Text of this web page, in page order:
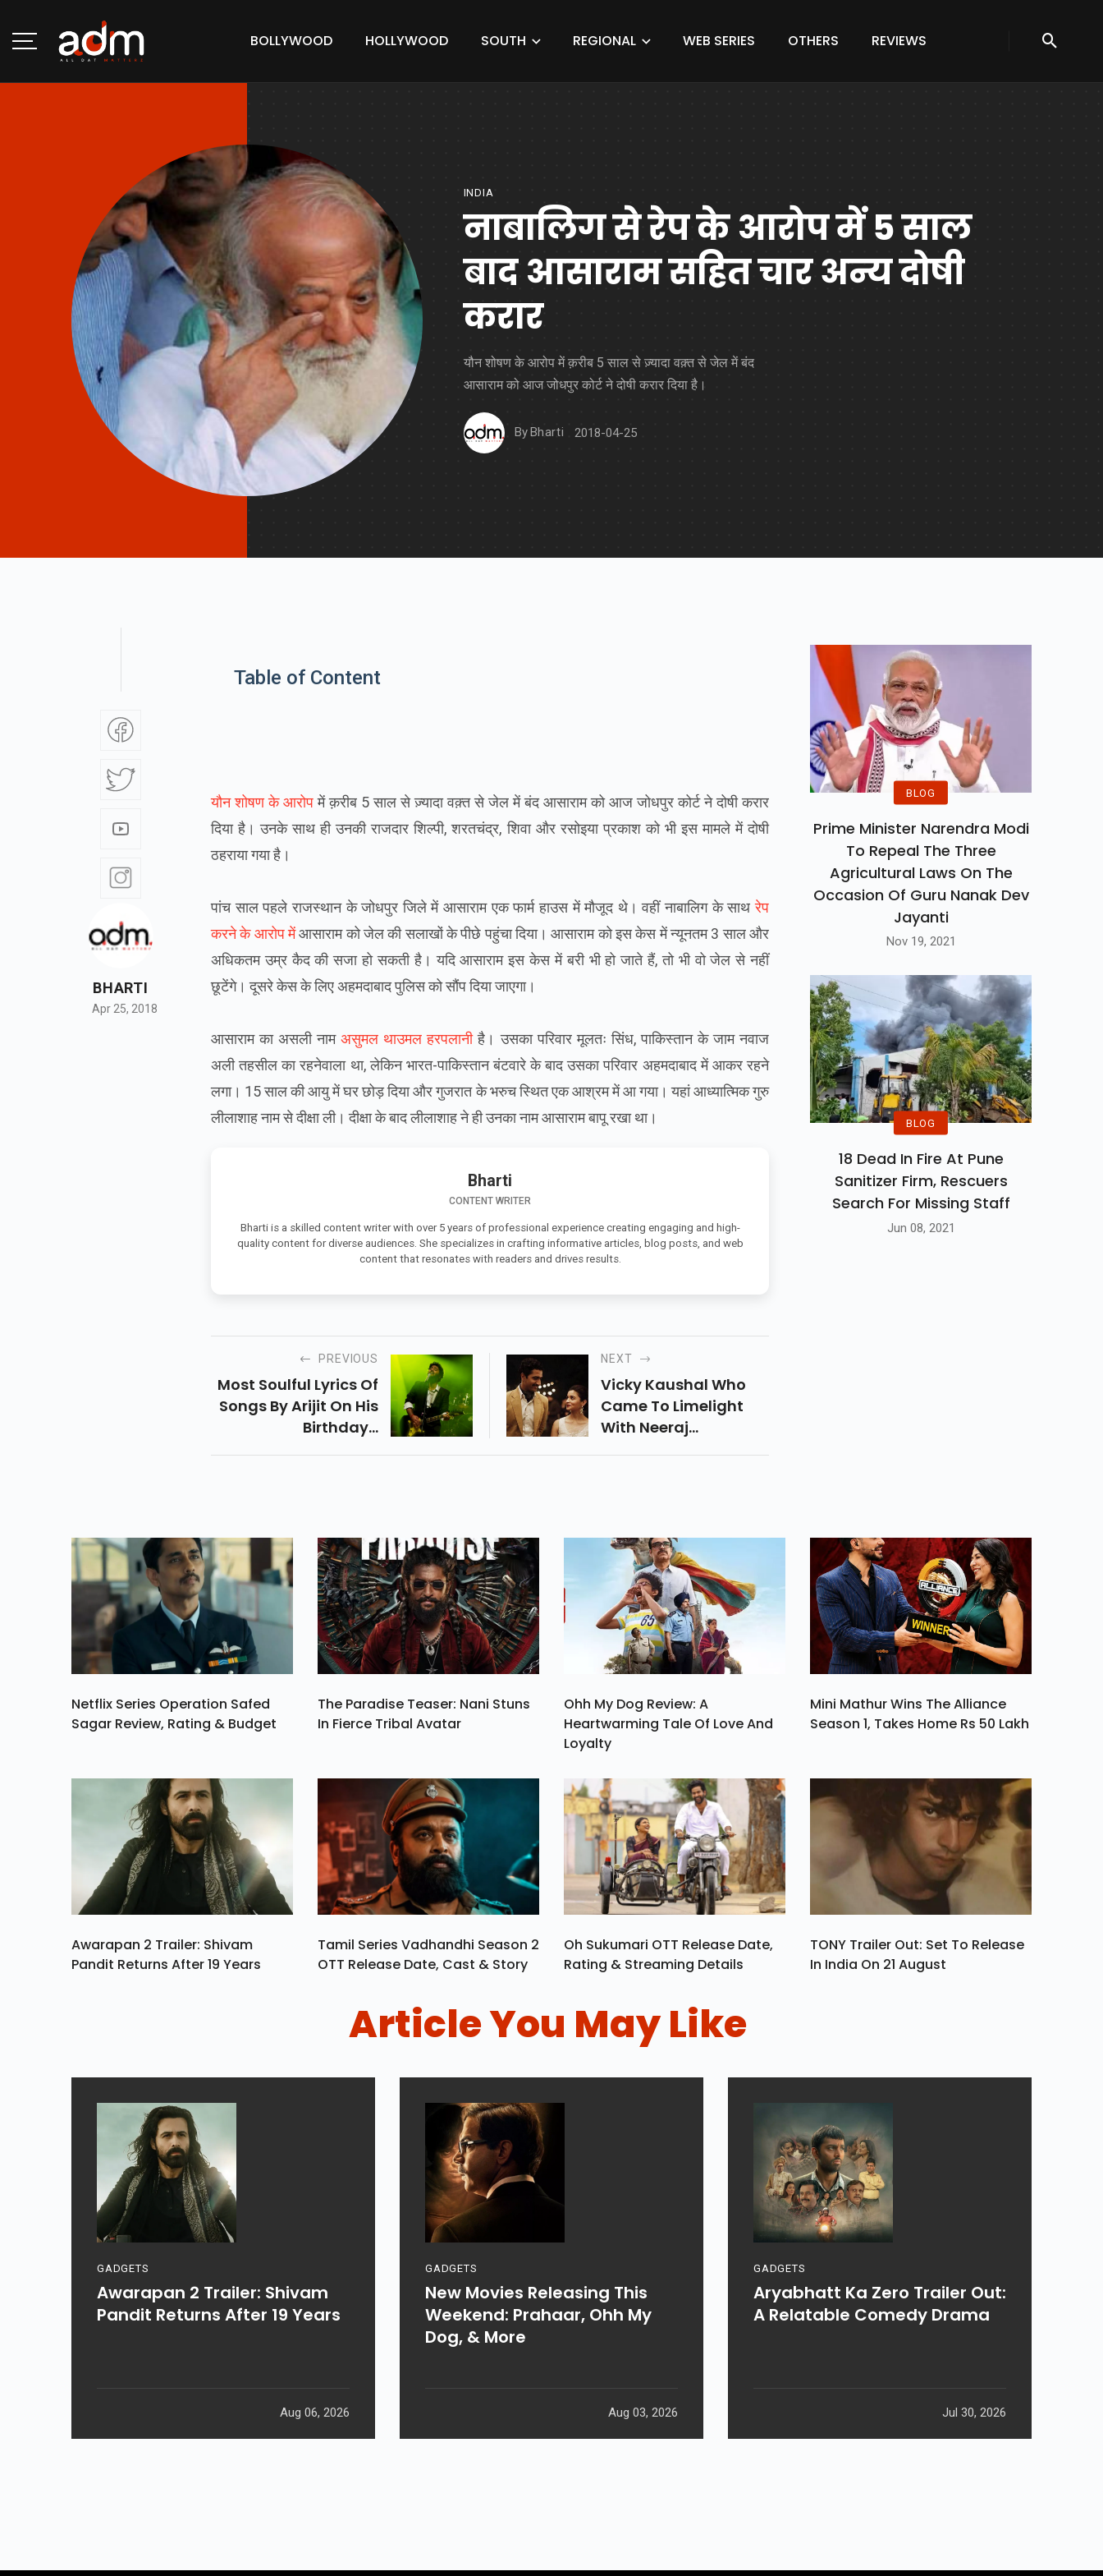
BOLLYWOOD HOLLYWOOD SOUTH REGIONAL WEB SERIES OTHERS REVIEWS
INDIA
नाबालिग से रेप के आरोप में 5 साल
बाद आसाराम सहित चार अन्य दोषी
करार
यौन शोषण के आरोप में क़रीब 5 साल से ज़्यादा वक़्त से जेल में बंद
आसाराम को आज जोधपुर कोर्ट ने दोषी करार दिया है।
By Bharti 2018-04-25
BHARTI
Apr 25, 2018
Table of Content
यौन शोषण के आरोपमें क़रीब 5 साल से ज़्यादा वक़्त से जेल में बंद आसाराम को आज जोधपुर कोर्ट ने दोषी करार
दिया है। उनके साथ ही उनकी राजदार शिल्पी, शरतचंद्र, शिवा और रसोइया प्रकाश को भी इस मामले में दोषी
ठहराया गया है।
पांच साल पहले राजस्थान के जोधपुर जिले में आसाराम एक फार्म हाउस में मौजूद थे। वहीं नाबालिग के साथ रेप
करने के आरोप मेंआसाराम को जेल की सलाखों के पीछे पहुंचा दिया। आसाराम को इस केस में न्यूनतम 3 साल और
अधिकतम उम्र कैद की सजा हो सकती है। यदि आसाराम इस केस में बरी भी हो जाते हैं, तो भी वो जेल से नहीं
छूटेंगे। दूसरे केस के लिए अहमदाबाद पुलिस को सौंप दिया जाएगा।
आसाराम का असली नामअसुमल थाउमल हरपलानीहै। उसका परिवार मूलतः सिंध, पाकिस्तान के जाम नवाज
अली तहसील का रहनेवाला था, लेकिन भारत-पाकिस्तान बंटवारे के बाद उसका परिवार अहमदाबाद में आकर रहने
लगा। 15 साल की आयु में घर छोड़ दिया और गुजरात के भरुच स्थित एक आश्रम में आ गया। यहां आध्यात्मिक गुरु
लीलाशाह नाम से दीक्षा ली। दीक्षा के बाद लीलाशाह ने ही उनका नाम आसाराम बापू रखा था।
Bharti
CONTENT WRITER
Bharti is a skilled content writer with over 5 years of professional experience creating engaging and high-
quality content for diverse audiences. She specializes in crafting informative articles, blog posts, and web
content that resonates with readers and drives results.
PREVIOUS
Most Soulful Lyrics Of
Songs By Arijit On His
Birthday...
NEXT
Vicky Kaushal Who
Came To Limelight
With Neeraj
BLOG
Prime Minister Narendra Modi
To Repeal The Three
Agricultural Laws On The
Occasion Of Guru Nanak Dev
Jayanti
Nov 19, 2021
BLOG
18 Dead In Fire At Pune
Sanitizer Firm, Rescuers
Search For Missing Staff
Jun 08, 2021
Netflix Series Operation Safed
Sagar Review, Rating & Budget
The Paradise Teaser: Nani Stuns
In Fierce Tribal Avatar
Ohh My Dog Review: A
Heartwarming Tale Of Love And
Loyalty
Mini Mathur Wins The Alliance
Season 1, Takes Home Rs 50 Lakh
Awarapan 2 Trailer: Shivam
Pandit Returns After 19 Years
Tamil Series Vadhandhi Season 2
OTT Release Date, Cast & Story
Oh Sukumari OTT Release Date,
Rating & Streaming Details
TONY Trailer Out: Set To Release
In India On 21 August
Article You May Like
GADGETS
Awarapan 2 Trailer: Shivam
Pandit Returns After 19 Years
Aug 06, 2026
GADGETS
New Movies Releasing This
Weekend: Prahaar, Ohh My
Dog, & More
Aug 03, 2026
GADGETS
Aryabhatt Ka Zero Trailer Out:
A Relatable Comedy Drama
Jul 30, 2026